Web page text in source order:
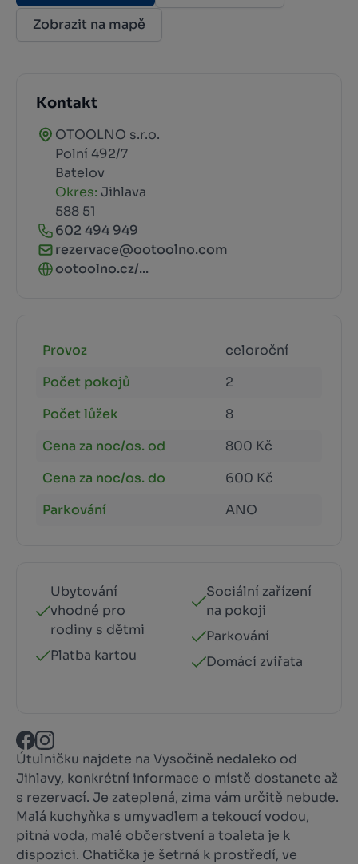
Zobrazit na mapě
Kontakt
OTOOLNO s.r.o.
Polní 492/7
Batelov
Okres: Jihlava
588 51
602 494 949
rezervace@ootoolno.com
ootoolno.cz/...
Provoz
celoroční
Počet pokojů
2
Počet lůžek
8
Cena za noc/os. od
800 Kč
Cena za noc/os. do
600 Kč
Parkování
ANO
Ubytování
vhodné pro
rodiny s dětmi
Platba kartou
Sociální zařízení
na pokoji
Parkování
Domácí zvířata
Útulničku najdete na Vysočině nedaleko od
Jihlavy, konkrétní informace o místě dostanete až
s rezervací. Je zateplená, zima vám určitě nebude.
Malá kuchyňka s umyvadlem a tekoucí vodou,
pitná voda, malé občerstvení a toaleta je k
dispozici. Chatička je šetrná k prostředí, ve